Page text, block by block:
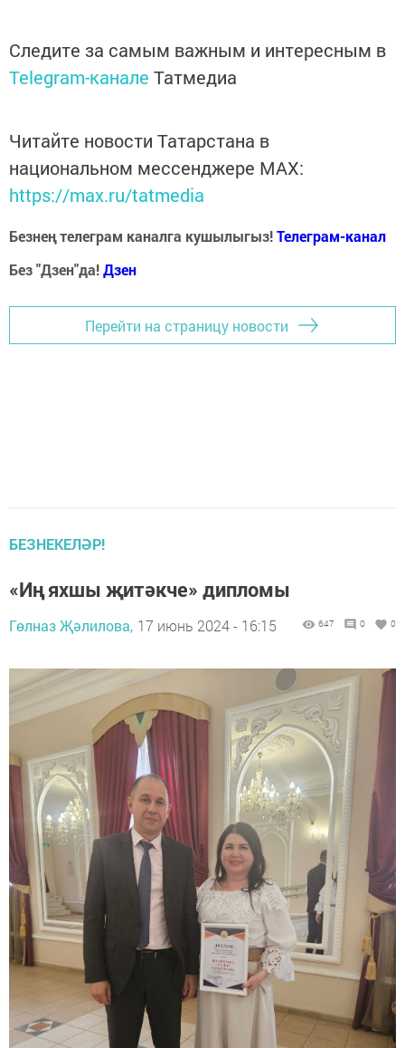
Следите за самым важным и интересным в
Telegram-канале Татмедиа
Читайте новости Татарстана в
национальном мессенджере MАХ:
https://max.ru/tatmedia
Безнең телеграм каналга кушылыгыз!Телеграм-канал
Без "Дзен"да!Дзен
Перейти на страницу новости
БЕЗНЕКЕЛӘР!
«Иң яхшы җитәкче» дипломы
Гөлназ Җәлилова, 17 июнь 2024 - 16:15 647 0 0